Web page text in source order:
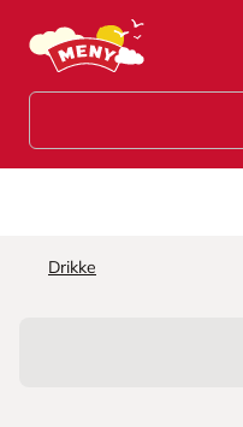
Hopp til hovedinnhold
Drikke